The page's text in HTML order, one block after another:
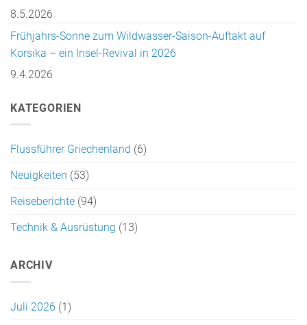
8.5.2026
Frühjahrs-Sonne zum Wildwasser-Saison-Auftakt auf
Korsika – ein Insel-Revival in 2026
9.4.2026
KATEGORIEN
Flussführer Griechenland (6)
Neuigkeiten (53)
Reiseberichte (94)
Technik & Ausrüstung (13)
ARCHIV
Juli 2026 (1)